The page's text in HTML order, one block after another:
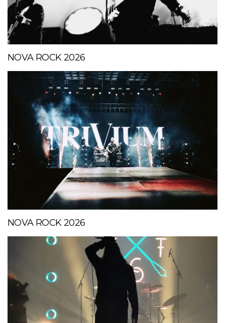
NOVA ROCK 2026
NOVA ROCK 2026